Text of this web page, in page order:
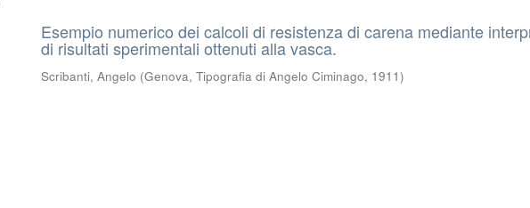
Esempio numerico dei calcoli di resistenza di carena mediante
di risultati sperimentali ottenuti alla vasca.
Scribanti, Angelo (Genova, Tipografia di Angelo Ciminago, 1911)